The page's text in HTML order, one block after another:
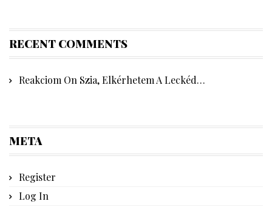
RECENT COMMENTS
Reakciom On Szia, Elkérhetem A Leckéd…
META
Register
Log In